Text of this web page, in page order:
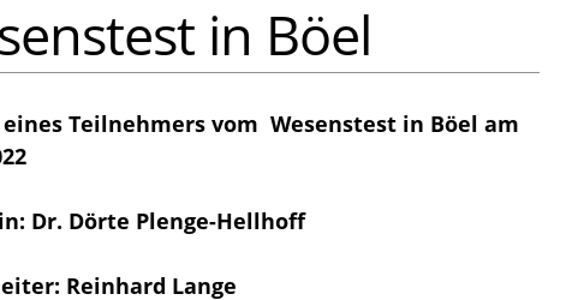
in Böel
Teilnehmers vom Wesenstest in Böel am
Dr. Dörte Plenge-Hellhoff
Reinhard Lange